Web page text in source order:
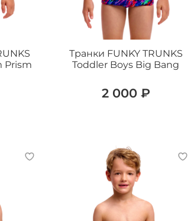
Prism
Транки FUNKY TRUNKS
Toddler Boys Big Bang
2 000 ₽